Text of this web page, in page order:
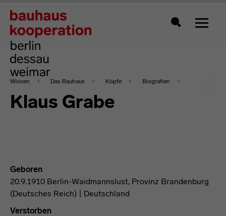
Zeigt
Wissen Das Bauhaus Köpfe Biografien
Klaus Grabe
Geboren
20.9.1910 Berlin-Waidmannslust, Provinz Brandenburg
(Deutsches Reich) | Deutschland
Verstorben